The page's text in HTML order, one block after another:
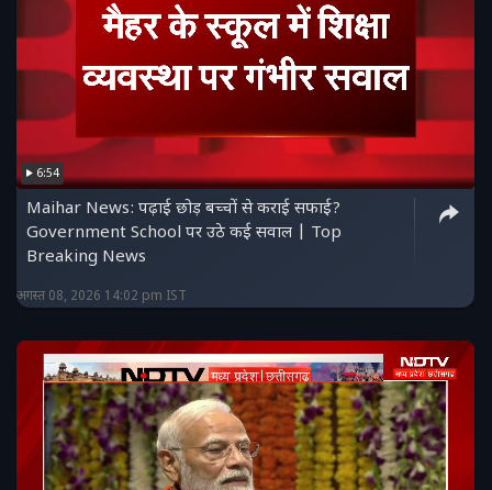
6:54
Maihar News: पढ़ाई छोड़ बच्चों से कराई सफाई?
Government School पर उठे कई सवाल | Top
Breaking News
अगस्त 08, 2026 14:02 pm IST